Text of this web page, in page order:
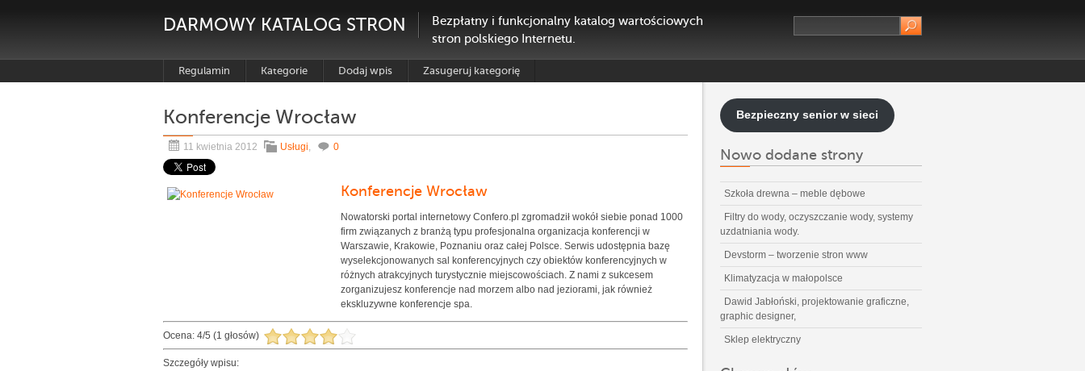
DARMOWY KATALOG STRON
Bezpłatny i funkcjonalny katalog wartościowych
stron polskiego Internetu.
Regulamin Kategorie Dodaj wpis Zasugeruj kategorię
Konferencje Wrocław
11 kwietnia 2012 Usługi, 0
Konferencje Wrocław
Nowatorski portal internetowy Confero.pl zgromadził wokół siebie ponad 1000
firm związanych z branżą typu profesjonalna organizacja konferencji w
Warszawie, Krakowie, Poznaniu oraz całej Polsce. Serwis udostępnia bazę
wyselekcjonowanych sal konferencyjnych czy obiektów konferencyjnych w
różnych atrakcyjnych turystycznie miejscowościach. Z nami z sukcesem
zorganizujesz konferencje nad morzem albo nad jeziorami, jak również
ekskluzywne konferencje spa.
Ocena: 4/5 (1 głosów)
Szczegóły wpisu:
Bezpieczny senior w sieci
Nowo dodane strony
Szkoła drewna – meble dębowe
Filtry do wody, oczyszczanie wody, systemy
uzdatniania wody.
Devstorm – tworzenie stron www
Klimatyzacja w małopolsce
Dawid Jabłoński, projektowanie graficzne,
graphic designer,
Sklep elektryczny